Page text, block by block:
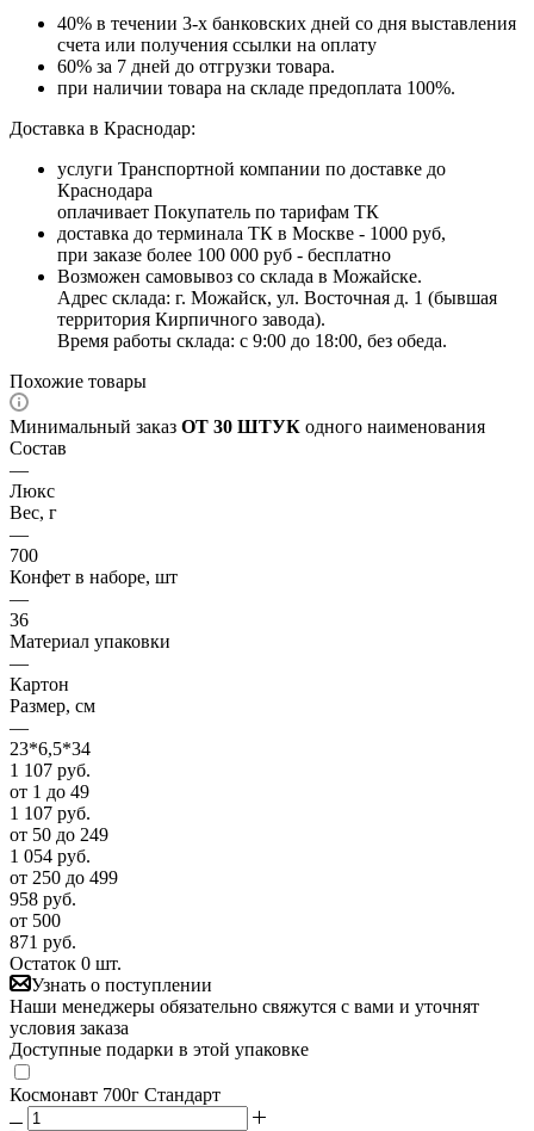
40% в течении 3-х банковских дней со дня выставления
счета или получения ссылки на оплату
60% за 7 дней до отгрузки товара.
при наличии товара на складе предоплата 100%.
Доставка в Краснодар:
услуги Транспортной компании по доставке до
Краснодара
оплачивает Покупатель по тарифам ТК
доставка до терминала ТК в Москве - 1000 руб,
при заказе более 100 000 руб - бесплатно
Возможен самовывоз со склада в Можайске.
Адрес склада: г. Можайск, ул. Восточная д. 1 (бывшая
территория Кирпичного завода).
Время работы склада: с 9:00 до 18:00, без обеда.
Похожие товары
Минимальный заказ ОТ 30 ШТУК одного наименования
Состав
—
Люкс
Вес, г
—
700
Конфет в наборе, шт
—
36
Материал упаковки
—
Картон
Размер, см
—
23*6,5*34
1 107 руб.
от 1 до 49
1 107 руб.
от 50 до 249
1 054 руб.
от 250 до 499
958 руб.
от 500
871 руб.
Остаток 0 шт.
Узнать о поступлении
Наши менеджеры обязательно свяжутся с вами и уточнят
условия заказа
Доступные подарки в этой упаковке
Космонавт 700г Стандарт